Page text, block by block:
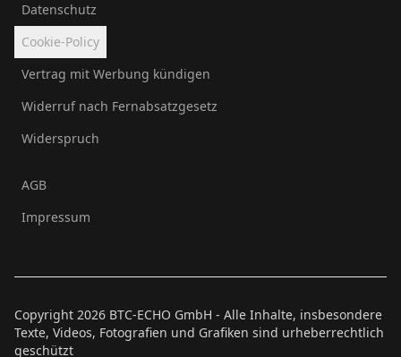
Datenschutz
Cookie-Policy
Vertrag mit Werbung kündigen
Widerruf nach Fernabsatzgesetz
Widerspruch
AGB
Impressum
Copyright 2026 BTC-ECHO GmbH - Alle Inhalte, insbesondere
Texte, Videos, Fotografien und Grafiken sind urheberrechtlich
geschützt